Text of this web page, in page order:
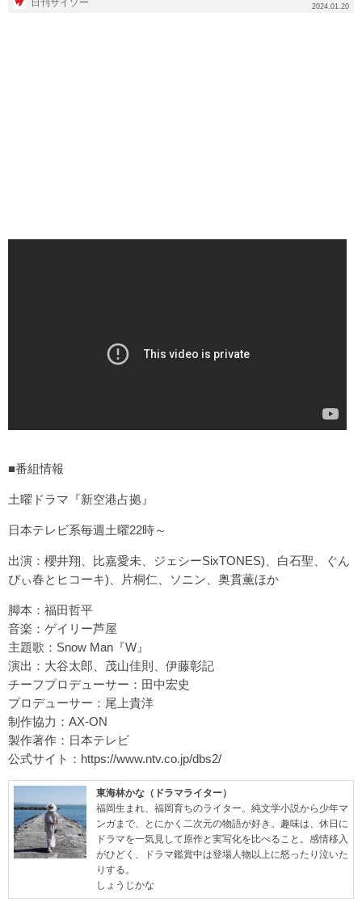
日刊サイゾー 2024.01.20
■番組情報
土曜ドラマ『新空港占拠』
日本テレビ系毎週土曜22時～
出演：櫻井翔、比嘉愛未、ジェシーSixTONES)、白石聖、ぐん
ぴぃ春とヒコーキ)、片桐仁、ソニン、奥貫薫ほか
脚本：福田哲平
音楽：ゲイリー芦屋
主題歌：Snow Man『W』
演出：大谷太郎、茂山佳則、伊藤彰記
チーフプロデューサー：田中宏史
プロデューサー：尾上貴洋
制作協力：AX-ON
製作著作：日本テレビ
公式サイト： https://www.ntv.co.jp/dbs2/
東海林かな（ドラマライター）
福岡生まれ、福岡育ちのライター。純文学小説から少年マ
ンガまで、とにかく二次元の物語が好き。趣味は、休日に
ドラマを一気見して原作と実写化を比べること。感情移入
がひどく、ドラマ鑑賞中は登場人物以上に怒ったり泣いた
りする。
しょうじかな